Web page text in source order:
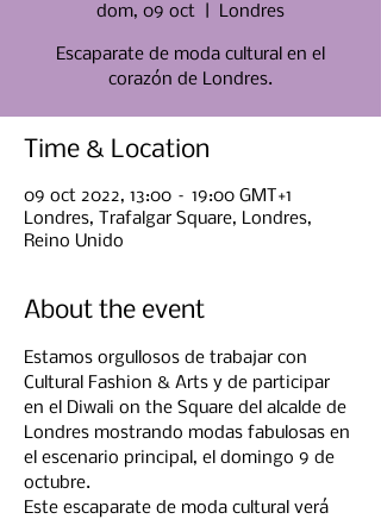
dom, 09 oct Londres
Escaparate de moda cultural en el
corazón de Londres.
Time & Location
09 oct 2022, 13:00 – 19:00 GMT+1
Londres, Trafalgar Square, Londres,
Reino Unido
About the event
Estamos orgullosos de trabajar con
Cultural Fashion & Arts y de participar
en el Diwali on the Square del alcalde de
Londres mostrando modas fabulosas en
el escenario principal, el domingo 9 de
octubre.
Este escaparate de moda cultural verá